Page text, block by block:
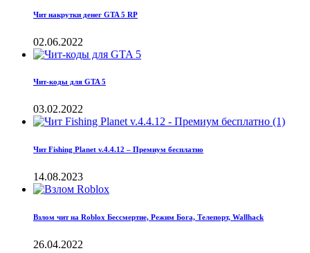
Чит накрутки денег GTA 5 RP
02.06.2022
Чит-коды для GTA 5
03.02.2022
Чит Fishing Planet v.4.4.12 – Премиум бесплатно
14.08.2023
Взлом чит на Roblox Бессмертие, Режим Бога, Телепорт, Wallhack
26.04.2022